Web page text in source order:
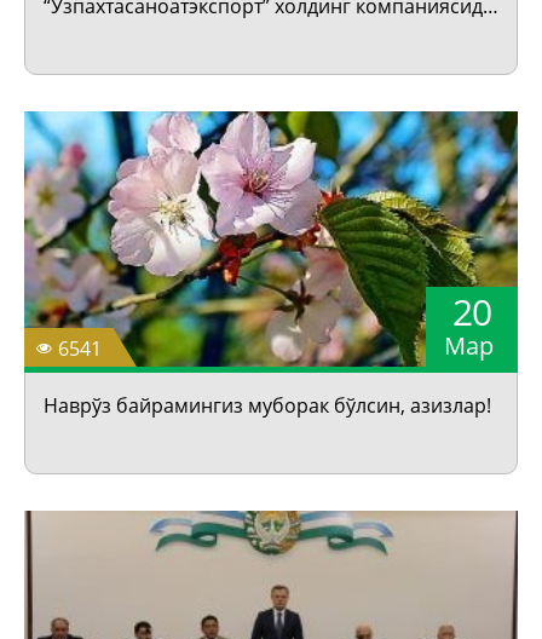
“Ўзпахтасаноатэкспорт” холдинг компаниясида Наврўз байрами нишонланди
6541
20
Мар
Наврўз байрамингиз муборак бўлсин, азизлар!